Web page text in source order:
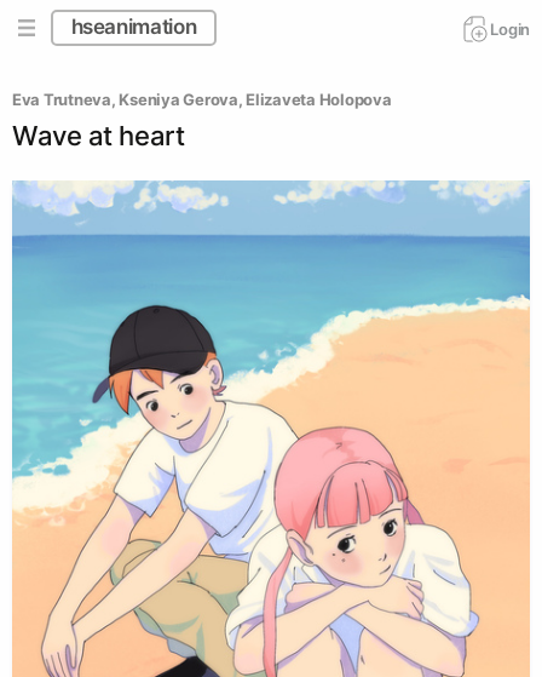
hseanimation Login
Eva Trutneva, Kseniya Gerova, Elizaveta Holopova
Wave at heart